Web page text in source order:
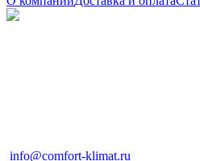
info@comfort-klimat.ru